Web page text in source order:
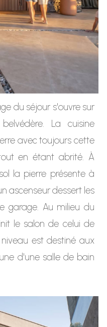
du séjour s'ouvre sur
La cuisine
avec toujours cette
en étant abrité. À
la pierre présente à
ascenseur dessert les
garage. Au milieu du
le salon de celui de
est destiné aux
d'une salle de bain